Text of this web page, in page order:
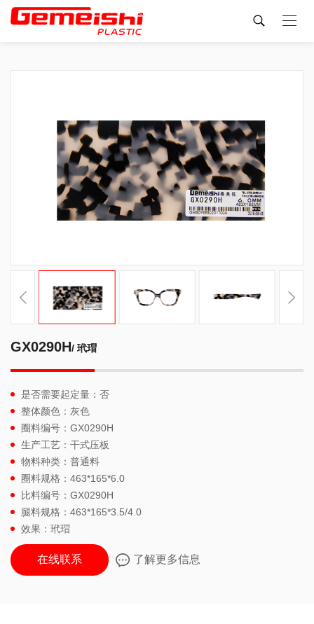
GX0290H/ 玳瑁
是否需要起定量：否
整体颜色：灰色
圈料编号：GX0290H
生产工艺：干式压板
物料种类：普通料
圈料规格：463*165*6.0
比料编号：GX0290H
腿料规格：463*165*3.5/4.0
效果：玳瑁
在线联系 了解更多信息